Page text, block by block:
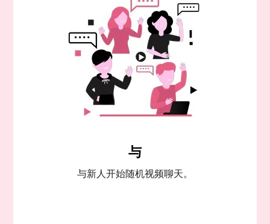
与
与新人开始随机视频聊天。